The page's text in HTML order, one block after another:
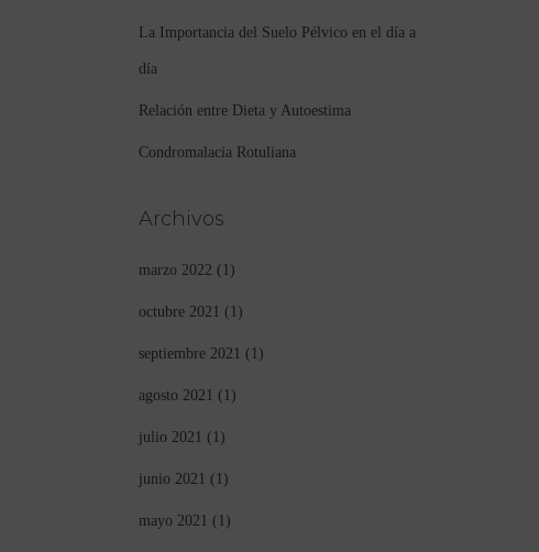
La Importancia del Suelo Pélvico en el día a
día
Relación entre Dieta y Autoestima
Condromalacia Rotuliana
Archivos
marzo 2022 (1)
octubre 2021 (1)
septiembre 2021 (1)
agosto 2021 (1)
julio 2021 (1)
junio 2021 (1)
mayo 2021 (1)